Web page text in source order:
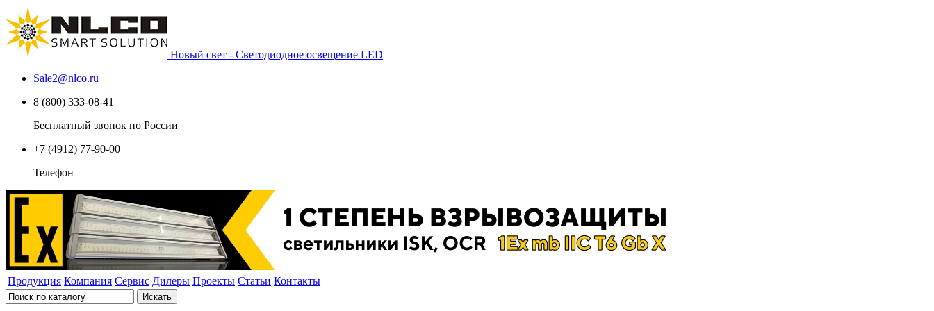
Новый свет - Светодиодное освещение LED
Sale2@nlco.ru
8 (800) 333-08-41
Бесплатный звонок по России
+7 (4912) 77-90-00
Телефон
Продукция Компания Сервис Дилеры Проекты Статьи Контакты